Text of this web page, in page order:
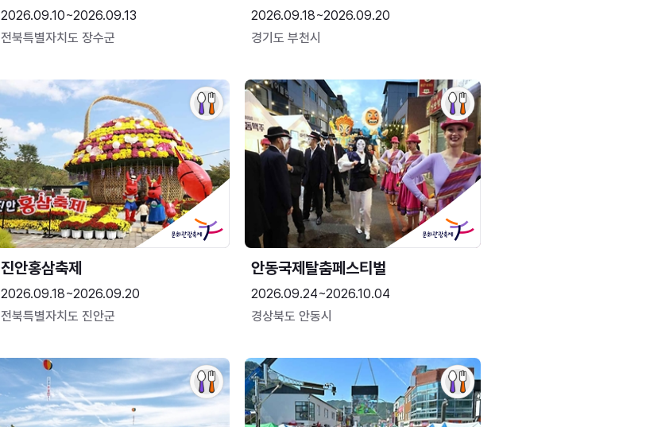
2026.09.10~2026.09.13
전북특별자치도 장수군
2026.09.18~2026.09.20
경기도 부천시
진안홍삼축제
2026.09.18~2026.09.20
전북특별자치도 진안군
안동국제탈춤페스티벌
2026.09.24~2026.10.04
경상북도 안동시